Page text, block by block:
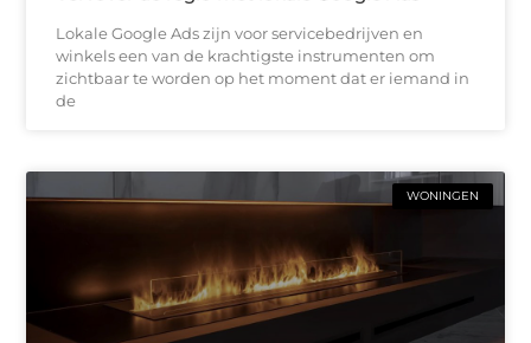
Lokale Google Ads zijn voor servicebedrijven en
winkels een van de krachtigste instrumenten om
zichtbaar te worden op het moment dat er iemand in
de
WONINGEN